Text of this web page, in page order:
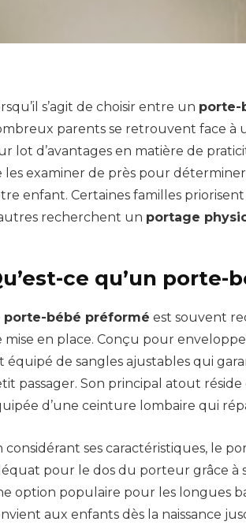
s’agit de choisir entre un porte-
parents se retrouvent face à
lot d’avantages en matière de
les examiner de près pour
enfant. Certaines familles
recherchent un portage
ce qu’un porte-
porte-bébé préformé est souvent
mise en place. Conçu pour
équipé de sangles ajustables qui
passager. Son principal atout
d’une ceinture lombaire qui
considérant ses caractéristiques, le
pour le dos du porteur grâce à
option populaire pour les longues
aux enfants dès la naissance